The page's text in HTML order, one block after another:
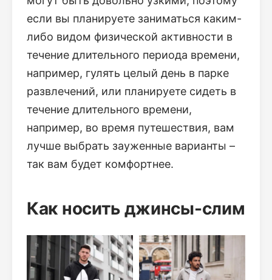
если вы планируете заниматься каким-
либо видом физической активности в
течение длительного периода времени,
например, гулять целый день в парке
развлечений, или планируете сидеть в
течение длительного времени,
например, во время путешествия, вам
лучше выбрать зауженные варианты –
так вам будет комфортнее.
Как носить джинсы-слим